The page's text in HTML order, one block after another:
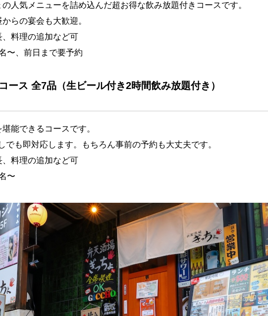
人気メニューを詰め込んだ超お得な飲み放題付きコースです。
らの宴会も大歓迎。
料理の追加など可
〜、前日まで要予約
ース 全7品（生ビール付き2時間飲み放題付き）
能できるコースです。
でも即対応します。もちろん事前の予約も大丈夫です。
料理の追加など可
〜